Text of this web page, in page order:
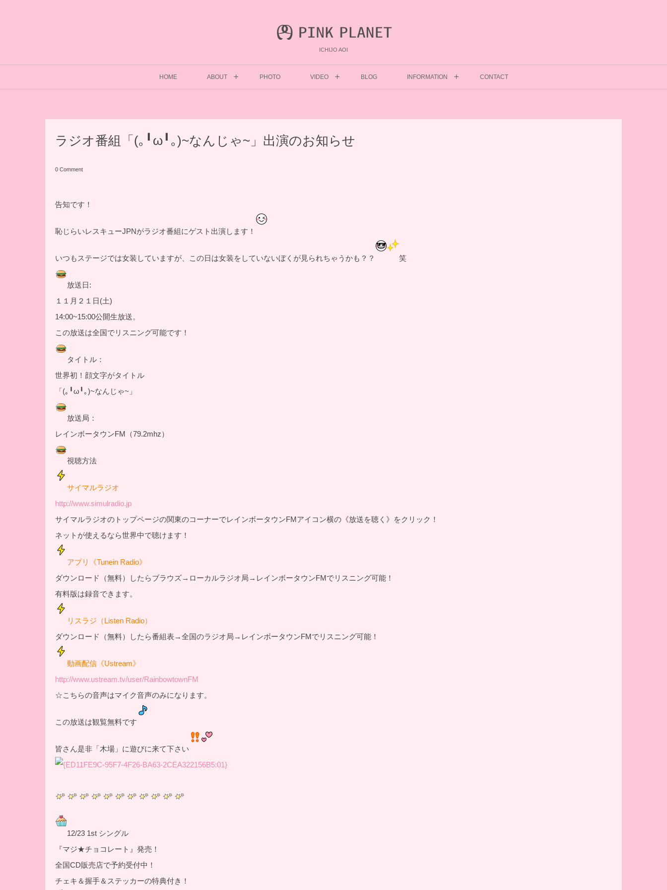
ICHIJO AOI
HOME ABOUT PHOTO VIDEO BLOG INFORMATION CONTACT
ラジオ番組「(｡╹ω╹｡)~なんじゃ~」出演のお知らせ
0 Comment
告知です！
恥じらいレスキューJPNがラジオ番組にゲスト出演します！
いつもステージでは女装していますが、この日は女装をしていないぼくが見られちゃうかも？？ 笑
放送日:
１１月２１日(土)
14:00~15:00公開生放送。
この放送は全国でリスニング可能です！
タイトル：
世界初！顔文字がタイトル
「(｡╹ω╹｡)~なんじゃ~」
放送局：
レインボータウンFM（79.2mhz）
視聴方法
サイマルラジオ
http://www.simulradio.jp
サイマルラジオのトップページの関東のコーナーでレインボータウンFMアイコン横の《放送を聴く》をクリック！
ネットが使えるなら世界中で聴けます！
アプリ《Tunein Radio》
ダウンロード（無料）したらブラウズ→ローカルラジオ局→レインボータウンFMでリスニング可能！
有料版は録音できます。
リスラジ（Listen Radio）
ダウンロード（無料）したら番組表→全国のラジオ局→レインボータウンFMでリスニング可能！
動画配信《Ustream》
http://www.ustream.tv/user/RainbowtownFM
☆こちらの音声はマイク音声のみになります。
この放送は観覧無料です
皆さん是非「木場」に遊びに来て下さい
12/23 1st シングル
『マジ★チョコレート』発売！
全国CD販売店で予約受付中！
チェキ＆握手＆ステッカーの特典付き！